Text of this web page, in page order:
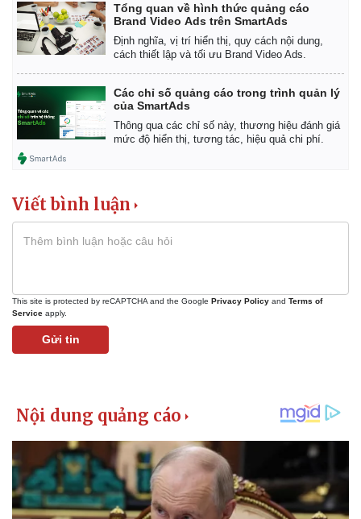
Tổng quan về hình thức quảng cáo
Brand Video Ads trên SmartAds
Định nghĩa, vị trí hiển thị, quy cách nội dung,
cách thiết lập và tối ưu Brand Video Ads.
Các chỉ số quảng cáo trong trình quản lý
của SmartAds
Thông qua các chỉ số này, thương hiệu đánh giá
mức độ hiển thị, tương tác, hiệu quả chi phí.
Viết bình luận
This site is protected by reCAPTCHA and the Google Privacy Policy and Terms of
Service apply.
Gửi tin